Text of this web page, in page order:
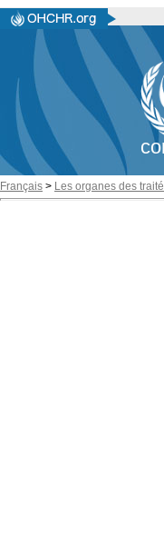
Français > Les organes des